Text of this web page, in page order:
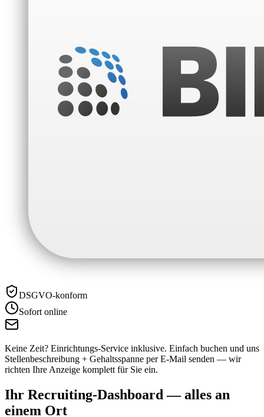
DSGVO-konform
Sofort online
Keine Zeit? Einrichtungs-Service inklusive. Einfach buchen und uns
Stellenbeschreibung + Gehaltsspanne per E-Mail senden — wir
richten Ihre Anzeige komplett für Sie ein.
Ihr Recruiting-Dashboard — alles an
einem Ort